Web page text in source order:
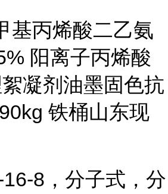
基丙烯酸二乙氨
阳离子丙烯酸
凝剂油墨固色抗
铁桶山东现
8，分子式 ，分